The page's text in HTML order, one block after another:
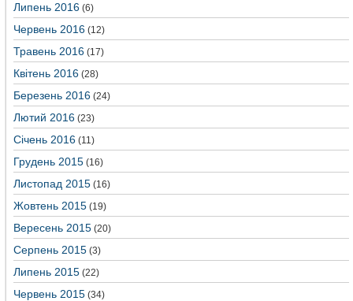
Липень 2016 (6)
Червень 2016 (12)
Травень 2016 (17)
Квітень 2016 (28)
Березень 2016 (24)
Лютий 2016 (23)
Січень 2016 (11)
Грудень 2015 (16)
Листопад 2015 (16)
Жовтень 2015 (19)
Вересень 2015 (20)
Серпень 2015 (3)
Липень 2015 (22)
Червень 2015 (34)